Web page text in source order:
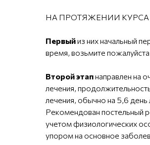
НА ПРОТЯЖЕНИИ КУРСА
Первыйиз них начальный
время, возьмите
Второй этапнаправлен на
лечения,
лечения, обычно на 5,6
Рекомендован постельный
учетом физиологических
упором на основное